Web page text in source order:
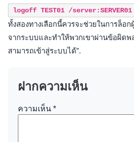
logoff TEST01 /server:SERVER01
ทั้งสองทางเลือกนี้ควรจะช่วยในการล็อ
จากระบบและทำให้พวกเขาผ่านข้อ
สามารถเข้าสู่ระบบได้”.
ฝากความเห็น
ความเห็น *